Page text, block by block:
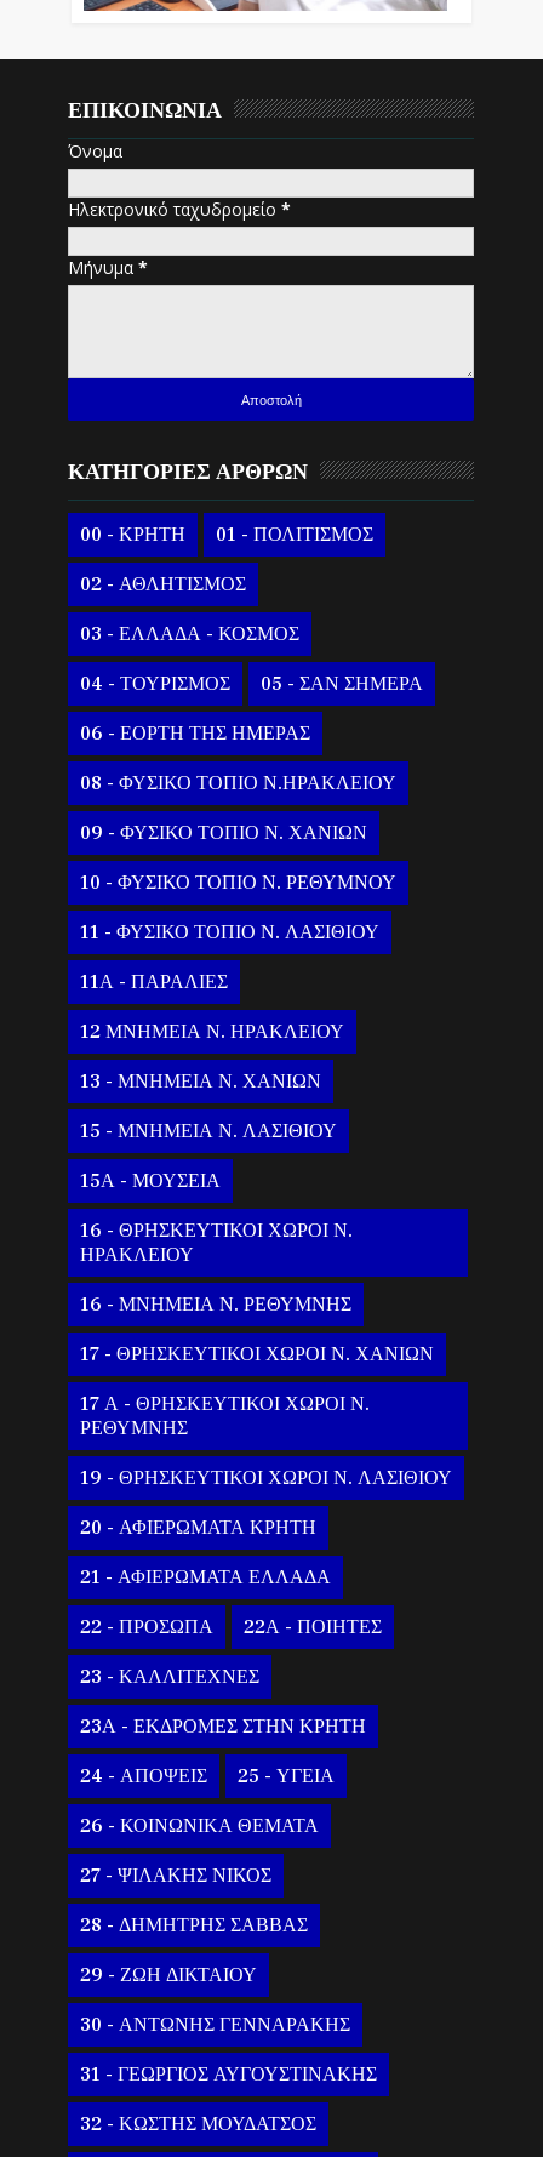
ΕΠΙΚΟΙΝΩΝΙΑ
Όνομα
Ηλεκτρονικό ταχυδρομείο*
Μήνυμα*
ΚΑΤΗΓΟΡΙΕΣ ΑΡΘΡΩΝ
00 - ΚΡΗΤΗ 01 - ΠΟΛΙΤΙΣΜΟΣ
02 - ΑΘΛΗΤΙΣΜΟΣ
03 - ΕΛΛΑΔΑ - ΚΟΣΜΟΣ
04 - ΤΟΥΡΙΣΜΟΣ 05 - ΣΑΝ ΣΗΜΕΡΑ
06 - ΕΟΡΤΗ ΤΗΣ ΗΜΕΡΑΣ
08 - ΦΥΣΙΚΟ ΤΟΠΙΟ Ν.ΗΡΑΚΛΕΙΟΥ
09 - ΦΥΣΙΚΟ ΤΟΠΙΟ Ν. ΧΑΝΙΩΝ
10 - ΦΥΣΙΚΟ ΤΟΠΙΟ Ν. ΡΕΘΥΜΝΟΥ
11 - ΦΥΣΙΚΟ ΤΟΠΙΟ Ν. ΛΑΣΙΘΙΟΥ
11Α - ΠΑΡΑΛΙΕΣ
12 ΜΝΗΜΕΙΑ Ν. ΗΡΑΚΛΕΙΟΥ
13 - ΜΝΗΜΕΙΑ Ν. ΧΑΝΙΩΝ
15 - ΜΝΗΜΕΙΑ Ν. ΛΑΣΙΘΙΟΥ
15Α - ΜΟΥΣΕΙΑ
16 - ΘΡΗΣΚΕΥΤΙΚΟΙ ΧΩΡΟΙ Ν.
ΗΡΑΚΛΕΙΟΥ
16 - ΜΝΗΜΕΙΑ Ν. ΡΕΘΥΜΝΗΣ
17 - ΘΡΗΣΚΕΥΤΙΚΟΙ ΧΩΡΟΙ Ν. ΧΑΝΙΩΝ
17 Α - ΘΡΗΣΚΕΥΤΙΚΟΙ ΧΩΡΟΙ Ν.
ΡΕΘΥΜΝΗΣ
19 - ΘΡΗΣΚΕΥΤΙΚΟΙ ΧΩΡΟΙ Ν. ΛΑΣΙΘΙΟΥ
20 - ΑΦΙΕΡΩΜΑΤΑ ΚΡΗΤΗ
21 - ΑΦΙΕΡΩΜΑΤΑ ΕΛΛΑΔΑ
22 - ΠΡΟΣΩΠΑ 22Α - ΠΟΙΗΤΕΣ
23 - ΚΑΛΛΙΤΕΧΝΕΣ
23Α - ΕΚΔΡΟΜΕΣ ΣΤΗΝ ΚΡΗΤΗ
24 - ΑΠΟΨΕΙΣ 25 - ΥΓΕΙΑ
26 - ΚΟΙΝΩΝΙΚΑ ΘΕΜΑΤΑ
27 - ΨΙΛΑΚΗΣ ΝΙΚΟΣ
28 - ΔΗΜΗΤΡΗΣ ΣΑΒΒΑΣ
29 - ΖΩΗ ΔΙΚΤΑΙΟΥ
30 - ΑΝΤΩΝΗΣ ΓΕΝΝΑΡΑΚΗΣ
31 - ΓΕΩΡΓΙΟΣ ΑΥΓΟΥΣΤΙΝΑΚΗΣ
32 - ΚΩΣΤΗΣ ΜΟΥΔΑΤΣΟΣ